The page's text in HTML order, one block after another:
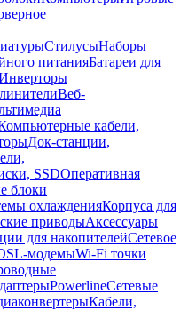
СтилусыНаборы
питанияБатареи для
Веб-
кабели,
Док-станции,
SSDОперативная
блоки
охлажденияКорпуса для
приводыАксессуары
для накопителейСетевое
модемыWi-Fi точки
PowerlineСетевые
Кабели,